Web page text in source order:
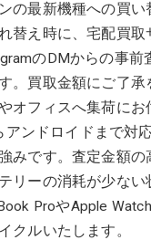
の最新機種への買
替え時に、宅配買
のDMからの事
。買取金額にご了
オフィスへ集荷にお
アンドロイドまで対
みです。査定金額
リーの消耗が少な
ProやApple
クルいたします。